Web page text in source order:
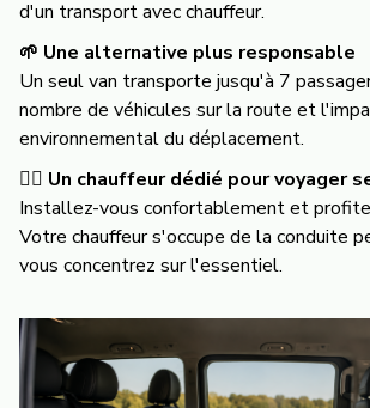
d'un transport avec chauffeur.
🌱 Une alternative plus responsable
Un seul van transporte jusqu'à 7
nombre de véhicules sur la route et
environnemental du déplacement.
👨‍✈️ Un chauffeur dédié pour voyager
Installez-vous confortablement et
Votre chauffeur s'occupe de la conduite
vous concentrez sur l'essentiel.